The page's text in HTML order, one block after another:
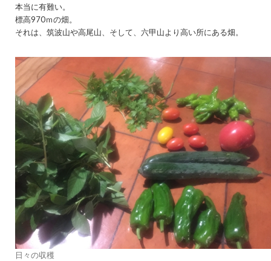
本当に有難い。
標高970ｍの畑。
それは、筑波山や高尾山、そして、六甲山より高い所にある畑。
日々の収穫